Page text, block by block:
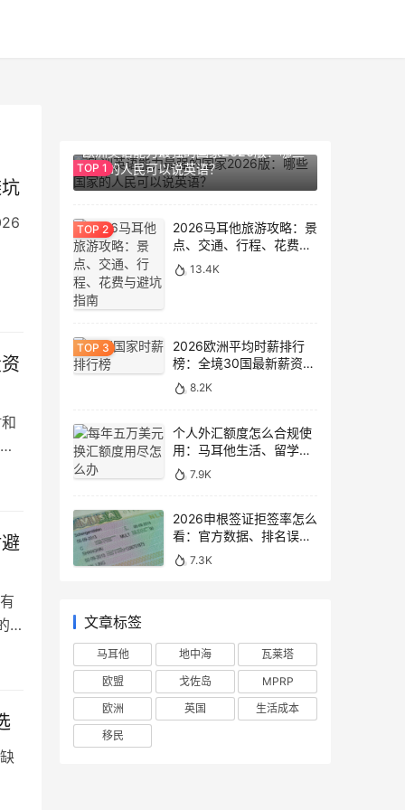
欧洲英语能力最强的国家2026版：哪些
国家的人民可以说英语？
2026马耳他旅游攻略：景
点、交通、行程、花费与
避坑指南
13.4K
2026欧洲平均时薪排行
榜：全境30国最新薪资数
据大盘点
8.2K
个人外汇额度怎么合规使
用：马耳他生活、留学与
移民场景说明
7.9K
2026申根签证拒签率怎么
看：官方数据、排名误区
和申请避坑
7.3K
文章标签
马耳他 地中海
瓦莱塔
欧盟
戈佐岛
MPRP
欧洲
英国
生活成本
移民